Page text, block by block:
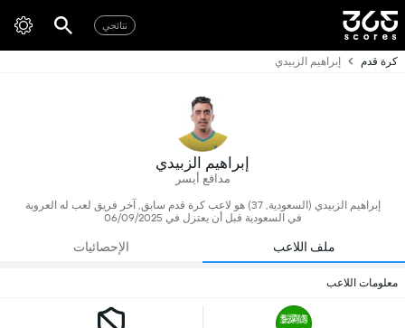
نتائجي
كرة قدم إبراهيم الزبيدي
إبراهيم الزبيدي
مدافع أيسر
إبراهيم الزبيدي (السعودية, 37) هو لاعب كرة قدم سابق, آخر فريق لعب له العروبة
في السعودية قبل أن يعتزل في 06/09/2025
ملف اللاعب الإحصائيات
معلومات اللاعب